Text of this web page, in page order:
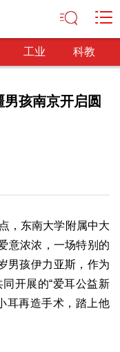
工业 科教
治
观察思考
业
艺术百家
孩南京开启圆
，东南大学附属中大
意浓浓，一场特别的
男孩伊力亚斯，作为
开展的“爱耳公益新
耳再造手术，踏上他